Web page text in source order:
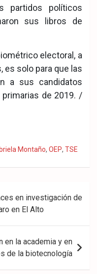
partidos políticos
sus libros de
electoral, a
solo para que las
a sus candidatos
de 2019. /
Montaño, OEP, TSE
en investigación de
en El Alto
en la academia y en
de la biotecnología